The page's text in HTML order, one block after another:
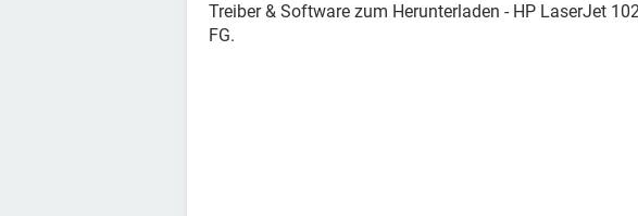
Treiber & Software zum Herunterladen - HP LaserJet
FG.